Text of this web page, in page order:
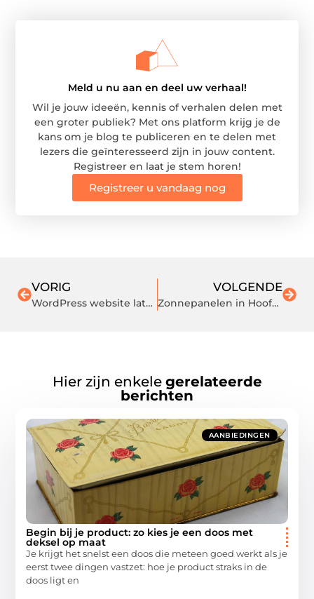
Meld u nu aan en deel uw verhaal!
Wil je jouw ideeën, kennis of verhalen delen met
een groter publiek? Met ons platform krijg je de
kans om je blog te publiceren en te delen met
lezers die geïnteresseerd zijn in jouw content.
Registreer en laat je stem horen!
Registreer u vandaag nog
VORIG
WordPress website laten maken voor jouw bedrijf
VOLGENDE
Zonnepanelen in Hoofddorp en Mijdrecht: Het Stralende Pad naar Duurzaamheid
Hier zijn enkele gerelateerde
berichten
AANBIEDINGEN
Begin bij je product: zo kies je een doos met
deksel op maat
Je krijgt het snelst een doos die meteen goed werkt als je
eerst twee dingen vastzet: hoe je product straks in de
doos ligt en